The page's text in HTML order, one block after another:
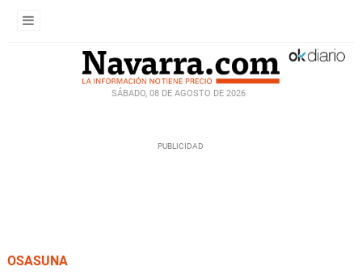
SÁBADO, 08 DE AGOSTO DE 2026
OSASUNA